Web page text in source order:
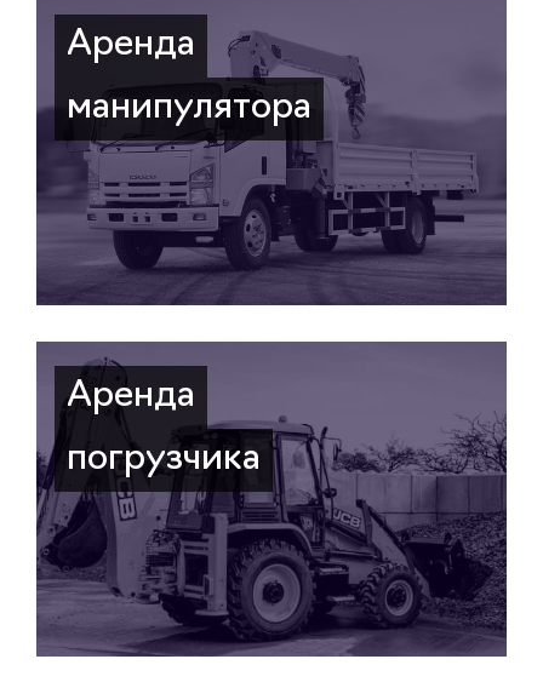
Аренда
манипулятора
Аренда
погрузчика